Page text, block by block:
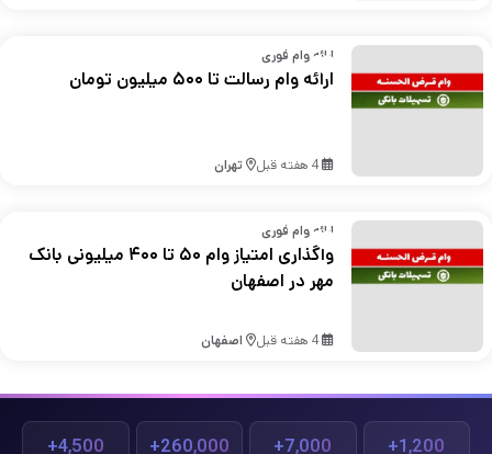
ارائه وام فوری
ارائه وام رسالت تا ۵۰۰ میلیون تومان
4 هفته قبل تهران
ارائه وام فوری
واگذاری امتیاز وام ۵۰ تا ۴۰۰ میلیونی بانک
مهر در اصفهان
4 هفته قبل اصفهان
1,200+
7,000+
260,000+
4,500+